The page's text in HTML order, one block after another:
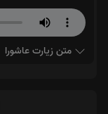
متن زیارت عاشورا